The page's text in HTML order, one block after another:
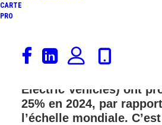
CARTE
PRO
D’après le très sérieux
britannique Rho Motion,
Electric Vehicles) ont
25% en 2024, par
l’échelle mondiale.